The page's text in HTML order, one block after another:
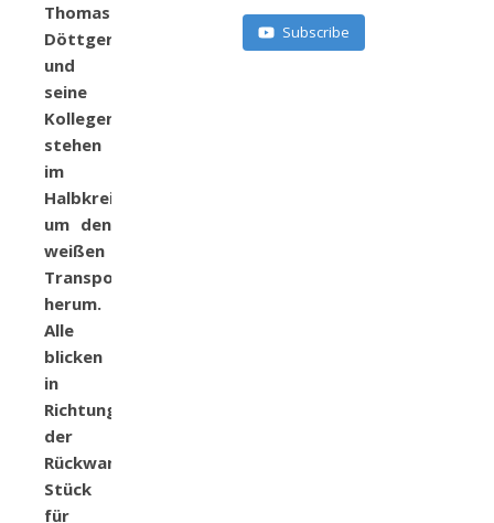
Thomas
Döttger
und
seine
Kollegen
stehen
im
Halbkreis
um den
weißen
Transporter
herum.
Alle
blicken
in
Richtung
der
Rückwand.
Stück
für
Subscribe